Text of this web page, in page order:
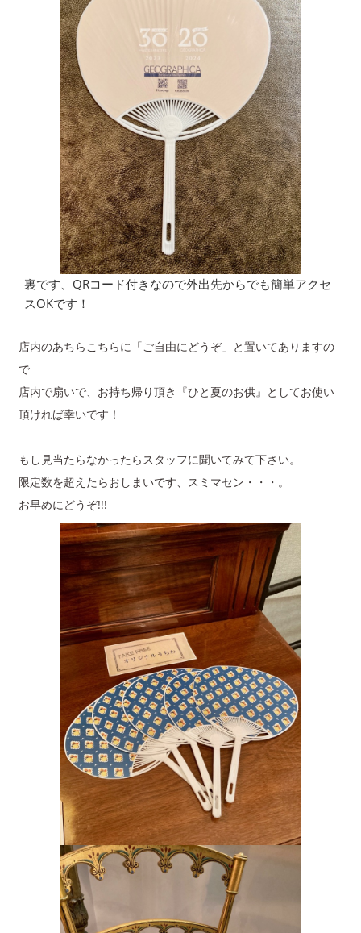
裏です、QRコード付きなので外出先からでも簡単アクセ
スOKです！
店内のあちらこちらに「ご自由にどうぞ」と置いてありますの
で
店内で扇いで、お持ち帰り頂き『ひと夏のお供』としてお使い
頂ければ幸いです！
もし見当たらなかったらスタッフに聞いてみて下さい。
限定数を超えたらおしまいです、スミマセン・・・。
お早めにどうぞ!!!